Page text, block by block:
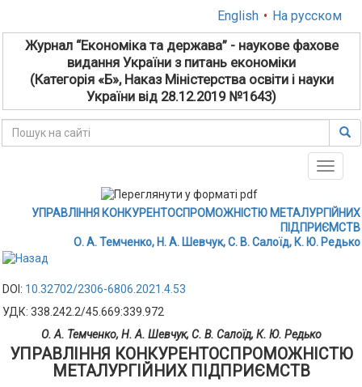
English • На русском
Журнал “Економіка та держава” - наукове фахове
видання України з питань економіки
(Категорія «Б», Наказ Міністерства освіти і науки
України від 28.12.2019 №1643)
Toggle
УПРАВЛІННЯ КОНКУРЕНТОСПРОМОЖНІСТЮ МЕТАЛУРГІЙНИХ
ПІДПРИЄМСТВ
О. А. Темченко, Н. А. Шевчук, С. В. Салоїд, К. Ю. Редько
DOI: 10.32702/2306-6806.2021.4.53
УДК: 338.242.2/45.669:339.972
О. А. Темченко, Н. А. Шевчук, С. В. Салоїд, К. Ю. Редько
УПРАВЛІННЯ КОНКУРЕНТОСПРОМОЖНІСТЮ
МЕТАЛУРГІЙНИХ ПІДПРИЄМСТВ